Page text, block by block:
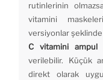
rutinlerinin
vitamini
versiyonlar
C vitamini ampul
verilebilir. Küçük
direkt olarak